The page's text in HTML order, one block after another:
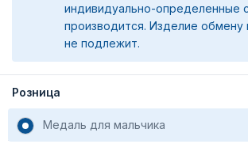
индивидуально-определенные
производится. Изделие обмену
не подлежит.
Розница
Медаль для мальчика